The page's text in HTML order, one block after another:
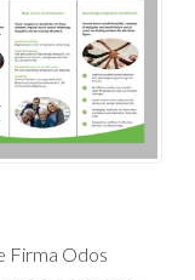
Firma Odos